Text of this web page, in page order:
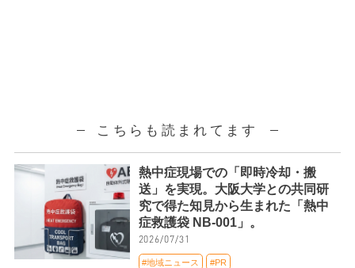
こちらも読まれてます
熱中症現場での「即時冷却・搬
送」を実現。大阪大学との共同研
究で得た知見から生まれた「熱中
症救護袋 NB-001」。
2026/07/31
#地域ニュース #PR